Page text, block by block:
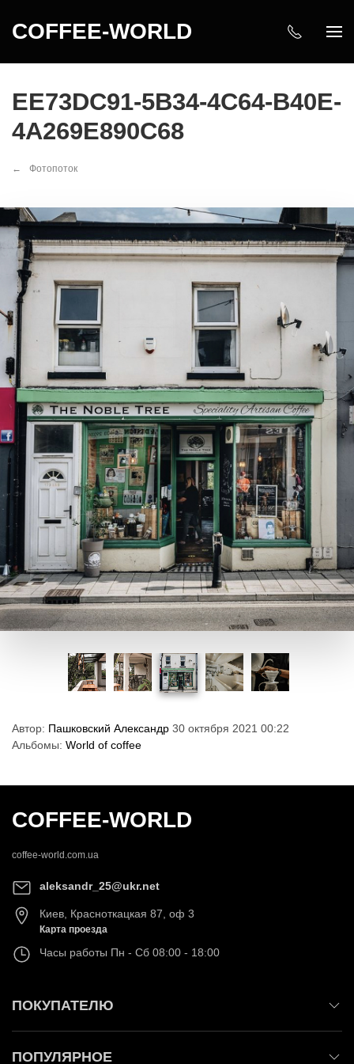
COFFEE-WORLD
EE73DC91-5B34-4C64-B40E-
4A269E890C68
Фотопоток
Автор: Пашковский Александр 30 октября 2021 00:22
Альбомы: World of coffee
COFFEE-WORLD
coffee-world.com.ua
aleksandr_25@ukr.net
Киев Красноткацкая 87, оф 3
Карта проезда
Часы работы Пн - Сб 08:00 - 18:00
ПОКУПАТЕЛЮ
ПОПУЛЯРНОЕ